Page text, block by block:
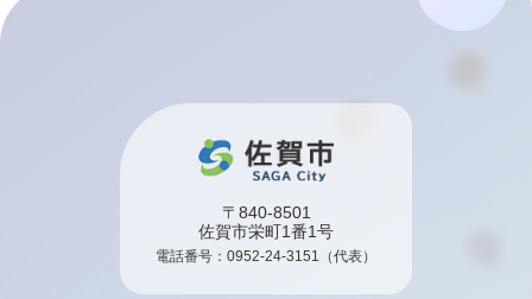
〒840-8501
佐賀市栄町1番1号
電話番号： 0952-24-3151 （代表）